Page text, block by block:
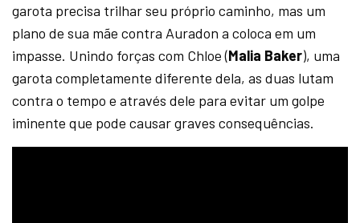
garota precisa trilhar seu próprio caminho, mas um
plano de sua mãe contra Auradon a coloca em um
impasse. Unindo forças com Chloe (Malia Baker), uma
garota completamente diferente dela, as duas lutam
contra o tempo e através dele para evitar um golpe
iminente que pode causar graves consequências.